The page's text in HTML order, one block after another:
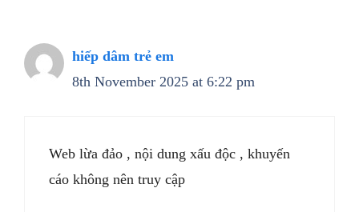
hiếp dâm trẻ em
8th November 2025 at 6:22 pm
Web lừa đảo , nội dung xấu độc , khuyến
cáo không nên truy cập